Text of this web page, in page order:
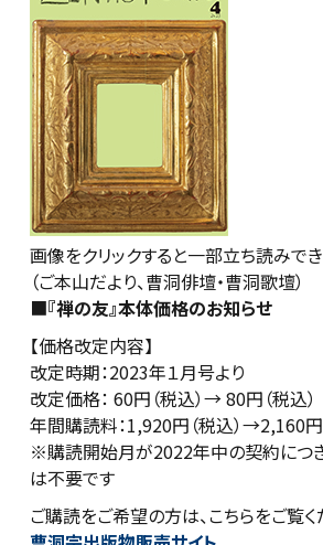
画像をクリックすると一部立ち読みで
（ご本山だより、曹洞俳壇・曹洞歌壇）
■『禅の友』本体価格のお知らせ
【価格改定内容】
改定時期：2023年１月号より
改定価格： 60円（税込）→ 80円（税込）
年間購読料：1,920円（税込）→2,160円
※購読開始月が2022年中の契約につ
は不要です
ご購読をご希望の方は、こちらをご覧く